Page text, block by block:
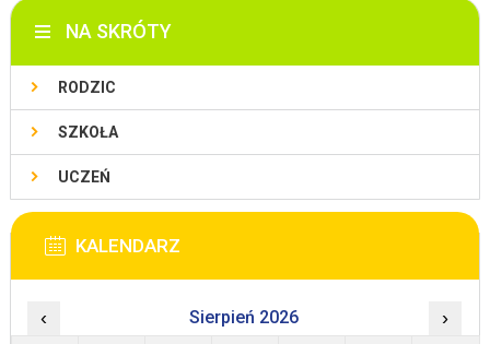
NA SKRÓTY
RODZIC
SZKOŁA
UCZEŃ
KALENDARZ
‹ Sierpień 2026 ›